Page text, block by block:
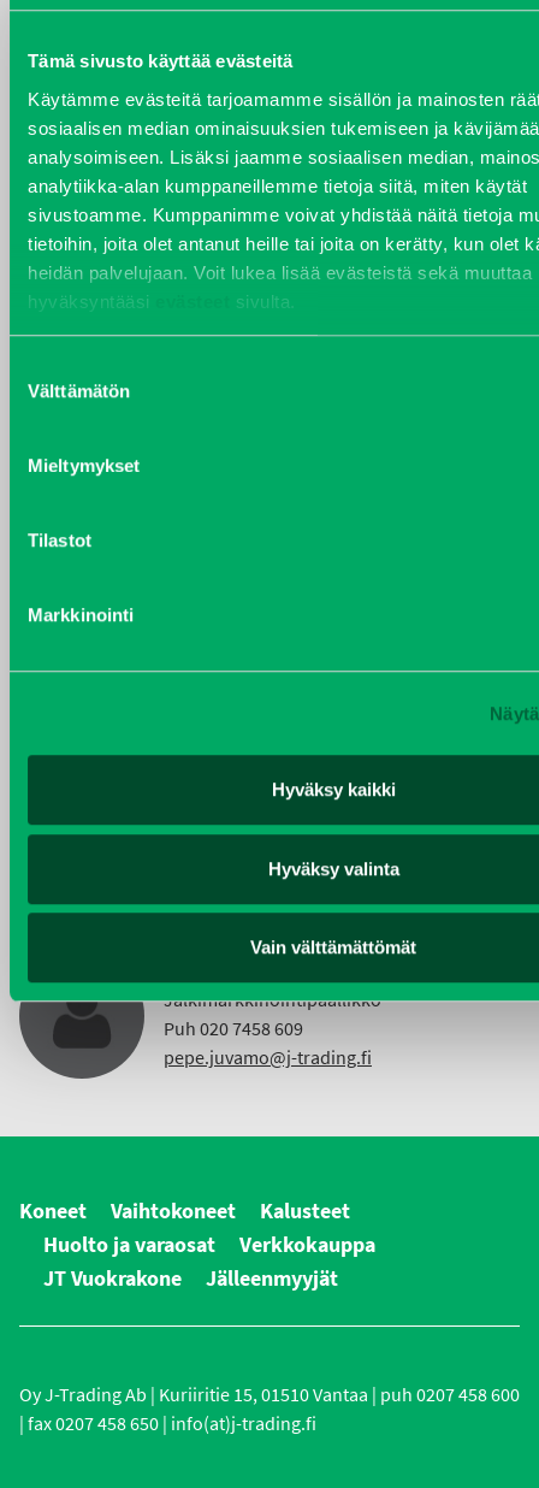
Tämä sivusto käyttää evästeitä
Käytämme evästeitä tarjoamamme sisällön ja mainosten
sosiaalisen median ominaisuuksien tukemiseen ja
analysoimiseen. Lisäksi jaamme sosiaalisen median,
analytiikka-alan kumppaneillemme tietoja siitä, miten käytät
sivustoamme. Kumppanimme voivat yhdistää näitä tietoja
tietoihin, joita olet antanut heille tai joita on kerätty, kun olet
heidän palvelujaan. Voit lukea lisää evästeistä sekä muuttaa
hyväksyntääsi
sivulta.
valinta
Välttämätön
Mieltymykset
Tilastot
Markkinointi
Hyväksy kaikki
Hyväksy valinta
Vain välttämättömät
YHTEYSTIEDOT
VARAOSAT
Varaosat
Puh 020 7458 686
varaosat@j-trading.fi
KIMMO NUUTINEN
Taajama- ja viheralueiden hoitokoneet ja
Vuokrakoneet
etunimi.sukunimi@j-trading.fi
Jälkimarkkinointipäällikkö
Puh 020 7458 609
pepe.juvamo@j-trading.fi
Koneet Vaihtokoneet
Kalusteet
Huolto ja varaosat
Verkkokauppa
JT Vuokrakone
Jälleenmyyjät
Oy J-Trading Ab | Kuriiritie 15, 01510 Vantaa | puh 0207 458 600
| fax 0207 458 650 | info(at)j-trading.fi